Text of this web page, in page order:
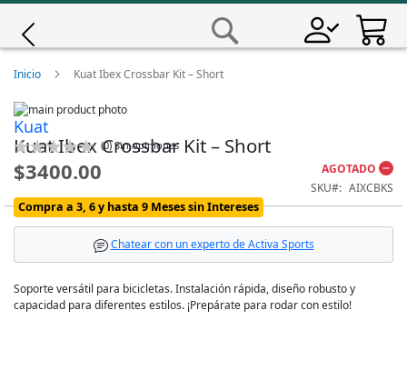
Saltar
Contenido
Inicio Kuat Ibex Crossbar Kit – Short
Skip
to
the
end
of
images
gallery
Skip
to
the
beginning
the
images
Kuat
Kuat Ibex Crossbar Kit – Short
Calificación:
(0)Sin opiniones
$3400.00
AGOTADO
SKU
AIXCBKS
Compra a 3, 6 y hasta 9 Meses sin Intereses
Chatear con un experto de Activa Sports
Soporte versátil para bicicletas. Instalación rápida, diseño robusto y
capacidad para diferentes estilos. ¡Prepárate para rodar con estilo!
Giro
Iscali
Magene
MET